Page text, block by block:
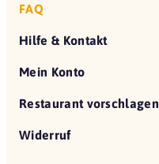
FAQ
Hilfe & Kontakt
Mein Konto
Restaurant vorschlagen
Widerruf